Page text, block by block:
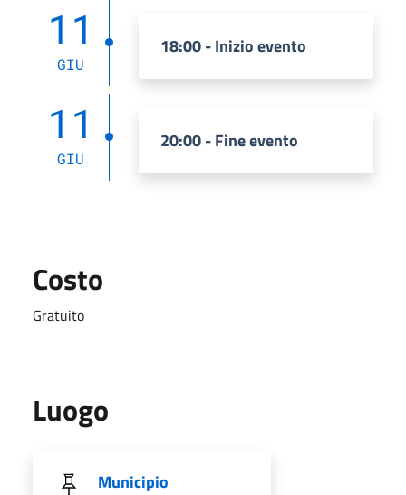
11
GIU
18:00 - Inizio evento
11
GIU
20:00 - Fine evento
Costo
Gratuito
Luogo
Municipio